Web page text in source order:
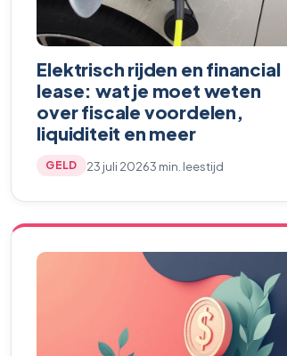
Elektrisch rijden en financial
lease: wat je moet weten
over fiscale voordelen,
liquiditeit en meer
GELD 23 juli 20263 min. leestijd